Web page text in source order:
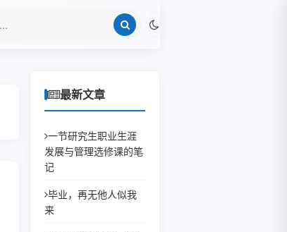
最新文章
一节研究生职业生涯
发展与管理选修课的笔
记
毕业，再无他人似我
来